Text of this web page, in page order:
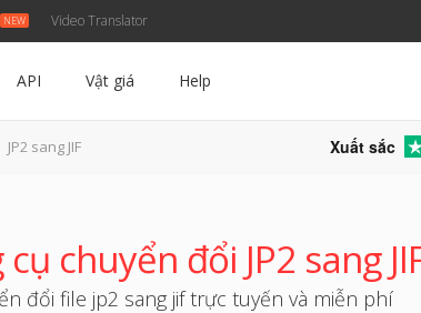
Video Translator
API Vật giá Help
JP2 sang JIF Xuất sắc
cụ chuyển đổi JP2 sang
đổi file jp2 sang jif trực tuyến và miễn phí